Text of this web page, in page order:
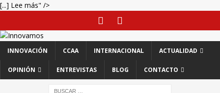
[...] Lee más" />
INNOVACIÓN CCAA INTERNACIONAL ACTUALIDAD
OPINIÓN ENTREVISTAS BLOG CONTACTO